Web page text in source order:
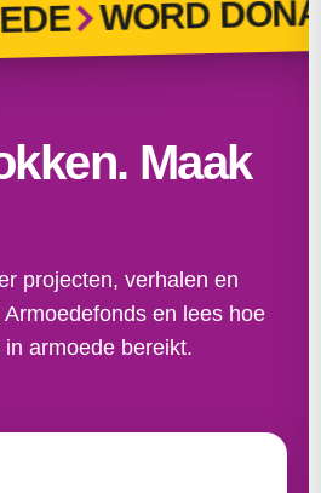
WORD
Maak
projecten, verhalen en
en lees hoe
armoede bereikt.